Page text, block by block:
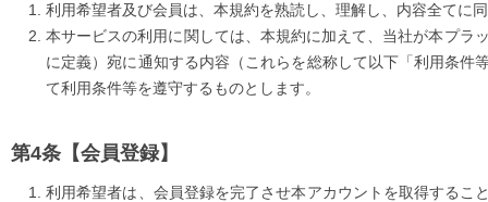
利用希望者及び会員は、本規約を熟読し、理解し、内容全てに
本サービスの利用に関しては、本規約に加えて、当社が本プラ
に定義）宛に通知する内容（これらを総称して以下「利用条
て利用条件等を遵守するものとします。
【会員登録】
利用希望者は、会員登録を完了させ本アカウントを取得する